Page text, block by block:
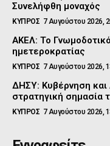
Συνελήφθη μοναχός
ΚΥΠΡΟΣ 7 Αυγούστου 2026,
ΑΚΕΛ: Το
ημετεροκρατίας
ΚΥΠΡΟΣ 7 Αυγούστου 2026,
ΔΗΣΥ: Κυβέρνηση και
στρατηγική σημασία
ΚΥΠΡΟΣ 7 Αυγούστου 2026,